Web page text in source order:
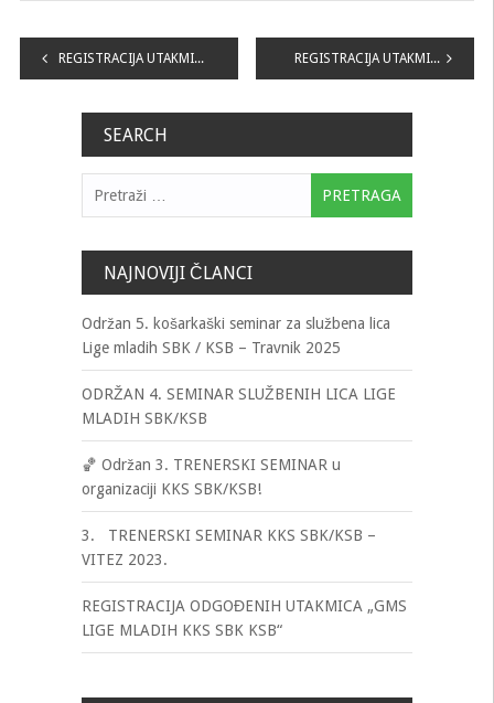
Navigacija
REGISTRACIJA UTAKMICA XVII. KOLA „No1 LIGE MLADIH KKS SBK KSB“ REGISTRACIJA UTAKMICA XVIII. KOLA „No1 LIGE MLADIH KKS SBK KSB
SEARCH
NAJNOVIJI ČLANCI
Održan 5. košarkaški seminar za službena lica
Lige mladih SBK / KSB – Travnik 2025
ODRŽAN 4. SEMINAR SLUŽBENIH LICA LIGE
MLADIH SBK/KSB
🏀 Održan 3. TRENERSKI SEMINAR u
organizaciji KKS SBK/KSB!
3. TRENERSKI SEMINAR KKS SBK/KSB –
VITEZ 2023.
REGISTRACIJA ODGOĐENIH UTAKMICA „GMS
LIGE MLADIH KKS SBK KSB“